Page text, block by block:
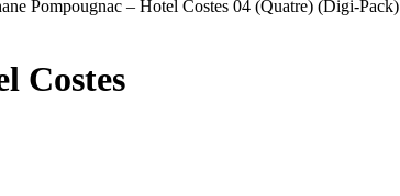
Pompougnac – Hotel Costes 04 (Quatre) (Digi-Pack)
Costes